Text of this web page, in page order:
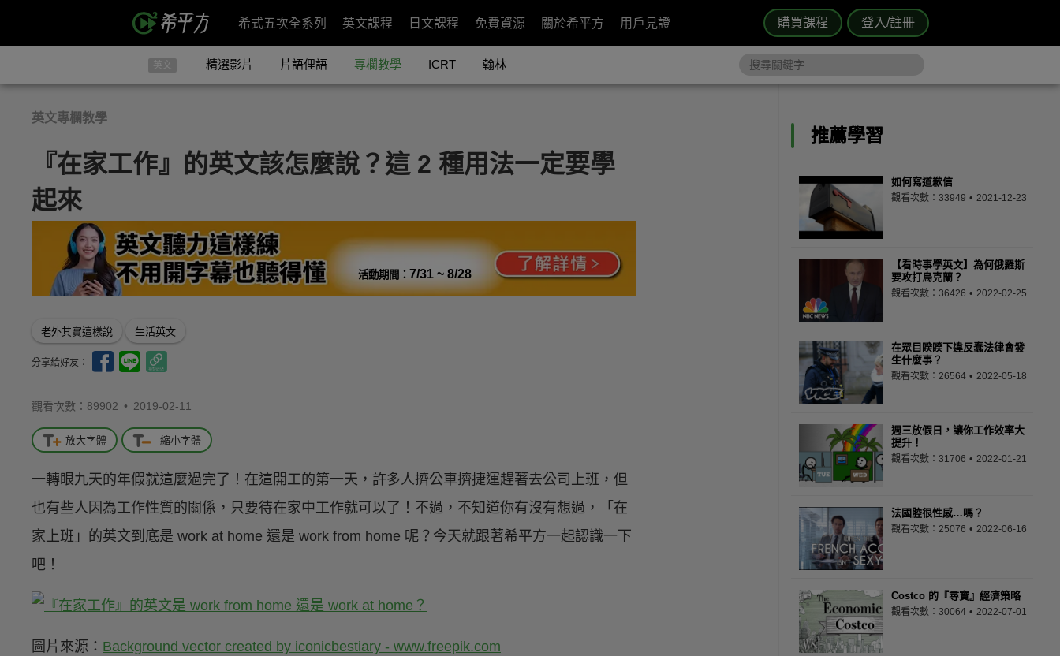
購買課程 登入/註冊
希式五次全系列 英文課程 日文課程 免費資源 關於希平方 用戶見證
英文 精選影片 片語俚語 專欄教學 ICRT 翰林
英文專欄教學
『在家工作』的英文該怎麼說？這 2 種用法一定要學
起來
活動期間： 7/31 ~ 8/28
老外其實這樣說 生活英文
分享給好友：
觀看次數：89902 • 2019-02-11
放大字體 縮小字體
一轉眼九天的年假就這麼過完了！在這開工的第一天，許多人擠公車擠捷運趕著去公司上班，但
也有些人因為工作性質的關係，只要待在家中工作就可以了！不過，不知道你有沒有想過，「在
家上班」的英文到底是 work at home 還是 work from home 呢？今天就跟著希平方一起認識一下
吧！
圖片來源： Background vector created by iconicbestiary - www.freepik.com
推薦學習
如何寫道歉信
觀看次數：33949 2021-12-23
【看時事學英文】為何俄羅斯
要攻打烏克蘭？
觀看次數：36426 2022-02-25
在眾目睽睽下違反蠢法律會發
生什麼事？
觀看次數：26564 2022-05-18
週三放假日，讓你工作效率大
提升！
觀看次數：31706 2022-01-21
法國腔很性感…嗎？
觀看次數：25076 2022-06-16
Costco 的『尋寶』經濟策略
觀看次數：30064 2022-07-01